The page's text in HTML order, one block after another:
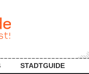
STADTGUIDE